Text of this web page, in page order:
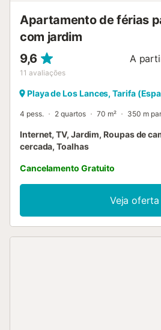
Apartamento de férias
com jardim
9,6
11 avaliações
A
Playa de Los Lances, Tarifa
4 pess. 2 quartos 70 m² 350 m
Internet, TV, Jardim, Roupas de
cercada, Toalhas
Cancelamento Gratuito
Veja oferta